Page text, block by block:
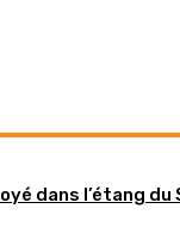
dans l’étang du